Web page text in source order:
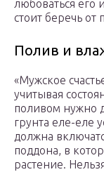
любоваться
стоит беречь
Полив и
«Мужское
учитывая
поливом нужно
грунта еле-еле
должна
поддона, в
растение.